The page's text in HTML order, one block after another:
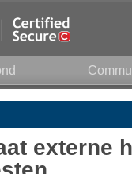
externe